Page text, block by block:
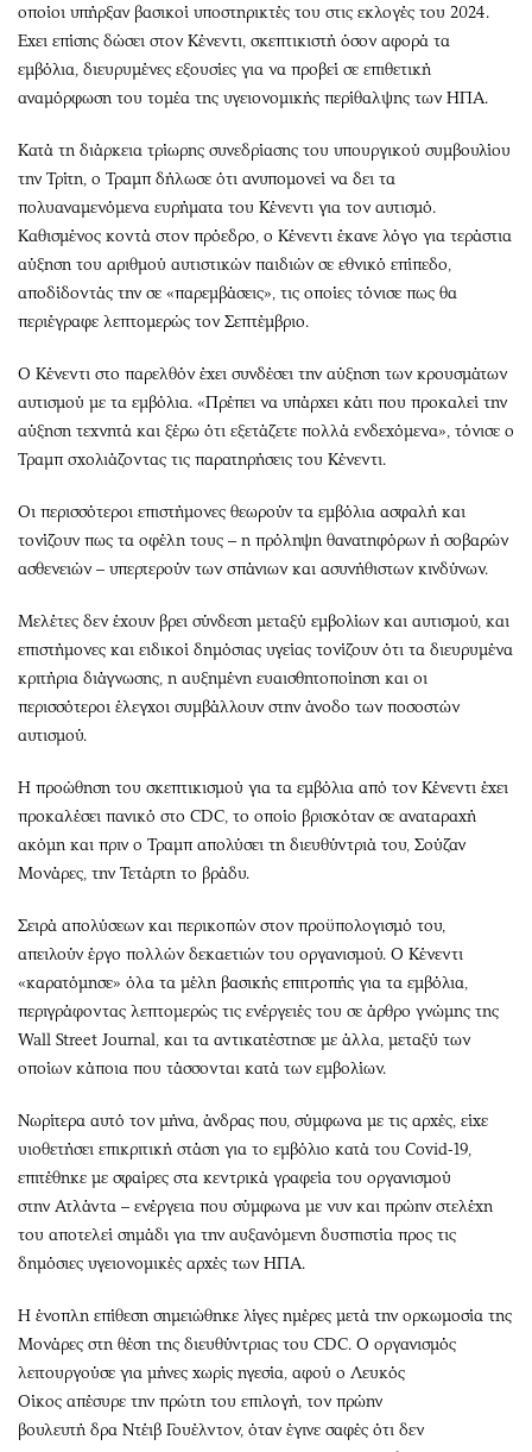
οποίοι υπήρξαν βασικοί υποστηρικτές του στις εκλογές του 2024.
Εχει επίσης δώσει στον Κένεντι, σκεπτικιστή όσον αφορά τα
εμβόλια, διευρυμένες εξουσίες για να προβεί σε επιθετική
αναμόρφωση του τομέα της υγειονομικής περίθαλψης των ΗΠΑ.
Κατά τη διάρκεια τρίωρης συνεδρίασης του υπουργικού συμβουλίου
την Τρίτη, ο Τραμπ δήλωσε ότι ανυπομονεί να δει τα
πολυαναμενόμενα ευρήματα του Κένεντι για τον αυτισμό.
Καθισμένος κοντά στον πρόεδρο, ο Κένεντι έκανε λόγο για τεράστια
αύξηση του αριθμού αυτιστικών παιδιών σε εθνικό επίπεδο,
αποδίδοντάς την σε «παρεμβάσεις», τις οποίες τόνισε πως θα
περιέγραφε λεπτομερώς τον Σεπτέμβριο.
Ο Κένεντι στο παρελθόν έχει συνδέσει την αύξηση των κρουσμάτων
αυτισμού με τα εμβόλια. «Πρέπει να υπάρχει κάτι που προκαλεί την
αύξηση τεχνητά και ξέρω ότι εξετάζετε πολλά ενδεχόμενα», τόνισε ο
Τραμπ σχολιάζοντας τις παρατηρήσεις του Κένεντι.
Οι περισσότεροι επιστήμονες θεωρούν τα εμβόλια ασφαλή και
τονίζουν πως τα οφέλη τους – η πρόληψη θανατηφόρων ή σοβαρών
ασθενειών – υπερτερούν των σπάνιων και ασυνήθιστων κινδύνων.
Μελέτες δεν έχουν βρει σύνδεση μεταξύ εμβολίων και αυτισμού, και
επιστήμονες και ειδικοί δημόσιας υγείας τονίζουν ότι τα διευρυμένα
κριτήρια διάγνωσης, η αυξημένη ευαισθητοποίηση και οι
περισσότεροι έλεγχοι συμβάλλουν στην άνοδο των ποσοστών
αυτισμού.
Η προώθηση του σκεπτικισμού για τα εμβόλια από τον Κένεντι έχει
προκαλέσει πανικό στο CDC, το οποίο βρισκόταν σε αναταραχή
ακόμη και πριν ο Τραμπ απολύσει τη διευθύντριά του, Σούζαν
Μονάρες, την Τετάρτη το βράδυ.
Σειρά απολύσεων και περικοπών στον προϋπολογισμό του,
απειλούν έργο πολλών δεκαετιών του οργανισμού. Ο Κένεντι
«καρατόμησε» όλα τα μέλη βασικής επιτροπής για τα εμβόλια,
περιγράφοντας λεπτομερώς τις ενέργειές του σε άρθρο γνώμης της
Wall Street Journal, και τα αντικατέστησε με άλλα, μεταξύ των
οποίων κάποια που τάσσονται κατά των εμβολίων.
Νωρίτερα αυτό τον μήνα, άνδρας που, σύμφωνα με τις αρχές, είχε
υιοθετήσει επικριτική στάση για το εμβόλιο κατά του Covid-19,
επιτέθηκε με σφαίρες στα κεντρικά γραφεία του οργανισμού
στην Ατλάντα – ενέργεια που σύμφωνα με νυν και πρώην στελέχη
του αποτελεί σημάδι για την αυξανόμενη δυσπιστία προς τις
δημόσιες υγειονομικές αρχές των ΗΠΑ.
Η ένοπλη επίθεση σημειώθηκε λίγες ημέρες μετά την ορκωμοσία της
Μονάρες στη θέση της διευθύντριας του CDC. Ο οργανισμός
λειτουργούσε για μήνες χωρίς ηγεσία, αφού ο Λευκός
Οίκος απέσυρε την πρώτη του επιλογή, τον πρώην
βουλευτή δρα Ντέιβ Γουέλντον, όταν έγινε σαφές ότι δεν